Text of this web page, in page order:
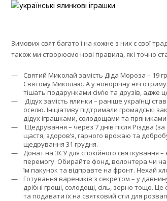
Зимових свят багато і на кожне з них є свої
також ми створюємо нові правила, які точно
Святий Миколай замість Діда Мороза – 19
Святому Миколаю. А у новорічну ніч
тішать подарунками сім’ю та друзів,
Дідух замість ялинки – раніше українці
оселю. Ініціативу підтримали громадські
дідух іграшками, солодощами та пряниками.
Щедрування – через 7 днів після Різдва
щастя, здоров’я, гарного врожаю та
щедрування 31 грудня.
Донат на ЗСУ для спокійного святкування
перемогу. Обирайте фонд, волонтера чи
їм пакунок та відправте на фронт. Нехай
Готування вареників з секретом – у
дрібні гроші, солодощі, сіль, зерно тощо.
та подавати їх на святковий стіл для